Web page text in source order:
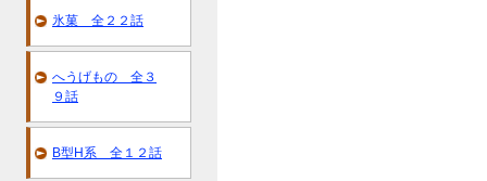
氷菓 全２２話
へうげもの 全３
９話
B型H系 全１２話